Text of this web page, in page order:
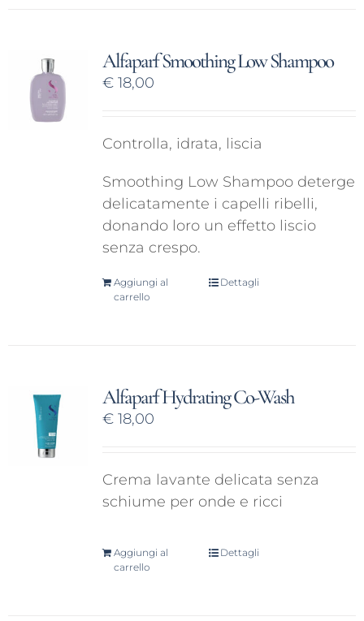
Alfaparf Smoothing Low Shampoo
€18,00
Controlla, idrata, liscia
Smoothing Low Shampoo deterge
delicatamente i capelli ribelli,
donando loro un effetto liscio
senza crespo.
Aggiungi al
carrello
Dettagli
Alfaparf Hydrating Co-Wash
€18,00
Crema lavante delicata senza
schiume per onde e ricci
Aggiungi al
carrello
Dettagli